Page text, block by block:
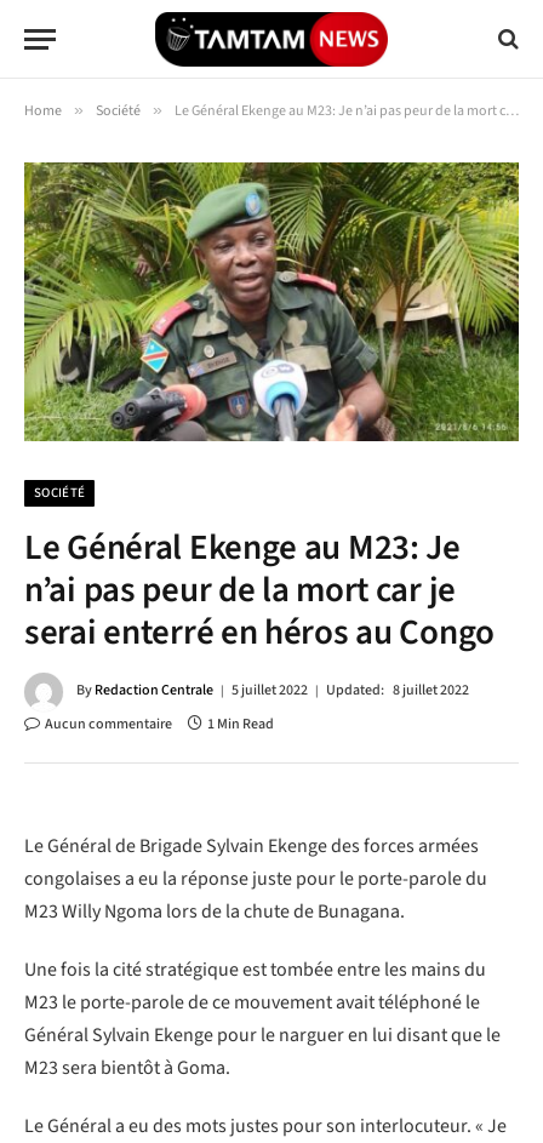
Home » Société » Le Général Ekenge au M23: Je n’ai pas peur de la mort car je serai enterré en héros au Congo
SOCIÉTÉ
Le Général Ekenge au M23: Je
n’ai pas peur de la mort car je
serai enterré en héros au Congo
ByRedaction Centrale 5 juillet 2022 Updated: 8 juillet 2022
Aucun commentaire
1 Min Read
Le Général de Brigade Sylvain Ekenge des forces armées
congolaises a eu la réponse juste pour le porte-parole du
M23 Willy Ngoma lors de la chute de Bunagana.
Une fois la cité stratégique est tombée entre les mains du
M23 le porte-parole de ce mouvement avait téléphoné le
Général Sylvain Ekenge pour le narguer en lui disant que le
M23 sera bientôt à Goma.
Le Général a eu des mots justes pour son interlocuteur. « Je